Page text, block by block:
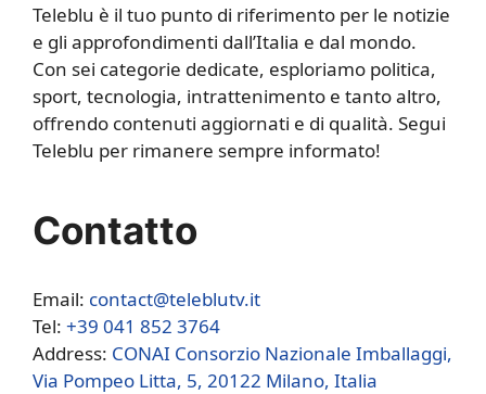
Teleblu è il tuo punto di riferimento per le notizie
e gli approfondimenti dall’Italia e dal mondo.
Con sei categorie dedicate, esploriamo politica,
sport, tecnologia, intrattenimento e tanto altro,
offrendo contenuti aggiornati e di qualità. Segui
Teleblu per rimanere sempre informato!
Contatto
Email: contact@teleblutv.it
Tel: +39 041 852 3764
Address: CONAI Consorzio Nazionale Imballaggi,
Via Pompeo Litta, 5, 20122 Milano, Italia